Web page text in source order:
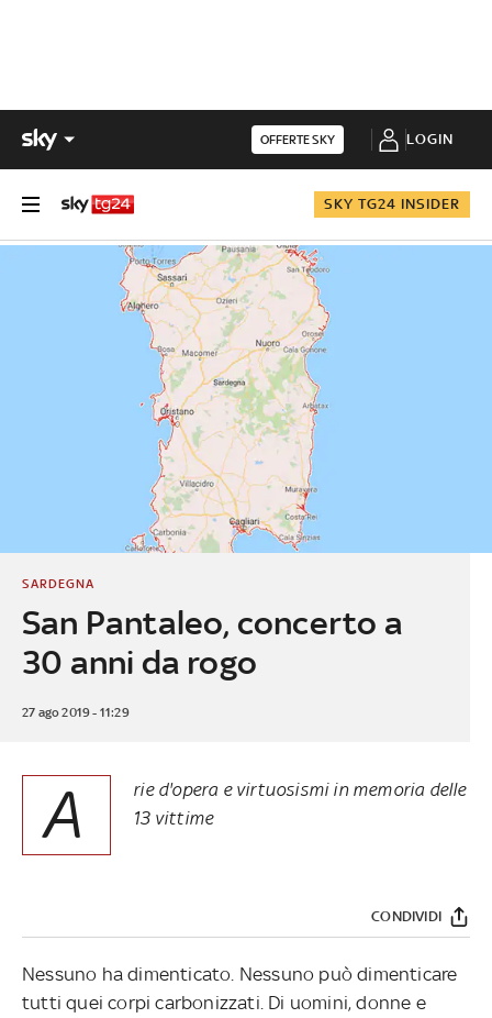
OFFERTE SKY LOGIN
SKY TG24 INSIDER
San Pantaleo, concerto a
30 anni da rogo
SARDEGNA
27 ago 2019 - 11:29
A
rie d'opera e virtuosismi in memoria delle
13 vittime
CONDIVIDI
Nessuno ha dimenticato. Nessuno può dimenticare
tutti quei corpi carbonizzati. Di uomini, donne e